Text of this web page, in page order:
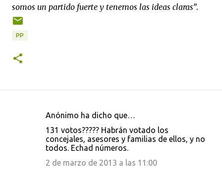
somos un partido fuerte y tenemos las ideas claras”.
PP
Anónimo ha dicho que…
131 votos????? Habrán votado los
concejales, asesores y familias de ellos, y no
todos. Echad números.
2 de marzo de 2013 a las 11:00